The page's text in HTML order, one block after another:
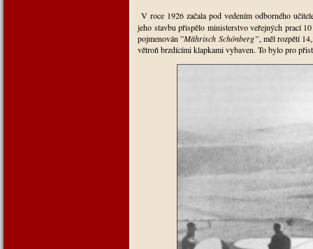
V roce 1926 začala pod vedením odborného
jeho stavbu přispělo ministerstvo veřejných prací
pojmenován ”Mährisch Schönberg”, měl rozpětí
větroň brzdícími klapkami vybaven. To bylo pro